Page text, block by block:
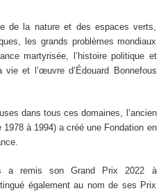
de la nature et des espaces verts,
les grands problèmes mondiaux
martyrisée, l’histoire politique et
et l’œuvre d’Édouard Bonnefous
dans tous ces domaines, l’ancien
à 1994) a créé une Fondation en
a remis son Grand Prix 2022 à
également au nom de ses Prix